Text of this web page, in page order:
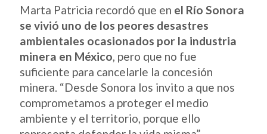
Marta Patricia recordó que en el Río Sonora
se vivió uno de los peores desastres
ambientales ocasionados por la industria
minera en México, pero que no fue
suficiente para cancelarle la concesión
minera. “Desde Sonora los invito a que nos
comprometamos a proteger el medio
ambiente y el territorio, porque ello